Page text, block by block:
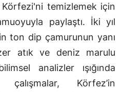
Körfezi'ni temizlemek için
paylaştı. İki yıl
ton dip çamurunun yanı
atık ve deniz marulu
analizler ışığında
Körfez’in